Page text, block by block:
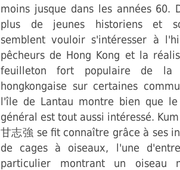
moins jusque dans les années 60.
plus de jeunes historiens et
semblent vouloir s'intéresser à
pêcheurs de Hong Kong et la
feuilleton fort populaire de la
hongkongaise sur certaines
l'île de Lantau montre bien que
général est tout aussi intéressé.
甘志強 se fit connaître grâce à ses
de cages à oiseaux, l'une
particulier montrant un oiseau